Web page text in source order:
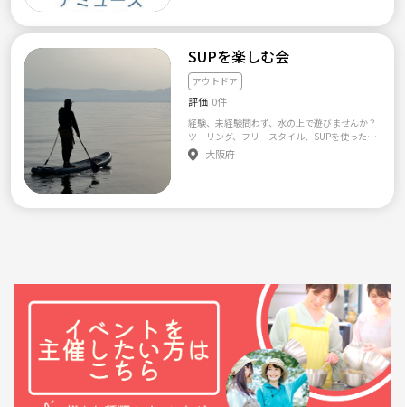
お待ちしております！( ´∀｀) 【⚠️サークル参
加する上での注意事項⚠️】 ◾️マルチ商法、勧
誘、営業、嫌がるナンパ、暴言等は絶対にお
やめ下さい。 万が一発覚した場合は、つなげ
ーとへ報告し当サークルへのイベント参加を
禁止にさせて頂きます。 ◾️お子様を連れての
ご参加はご遠慮ください。 皆様が安心してご
参加頂けるようご理解とご協力お願い致しま
す。
SUPを楽しむ会
アウトドア
評価 0件
経験、未経験問わず、水の上で遊びませんか？
ツーリング、フリースタイル、SUPを使った遊
び、やってみたい事を水の上でやりません
か？私の知らない事は教えて下さい。ご自身
大阪府